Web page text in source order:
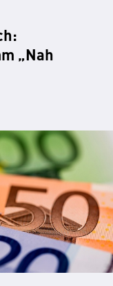
„Nah